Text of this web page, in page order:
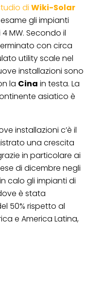
di Wiki-Solar
gli impianti
MW. Secondo il
con circa
utility scale nel
installazioni sono
la Cina in testa. La
asiatico è
installazioni c’è il
una crescita
in particolare ai
di dicembre negli
calo gli impianti di
è stata
50% rispetto al
e America Latina,